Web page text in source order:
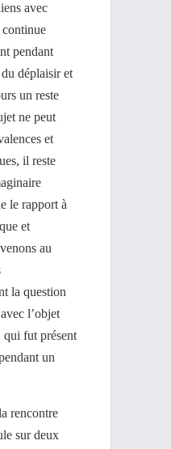
avec
continue
pendant
déplaisir et
un reste
ne peut
et
il reste
le rapport à
et
au
la question
l’objet
fut présent
un
rencontre
sur deux